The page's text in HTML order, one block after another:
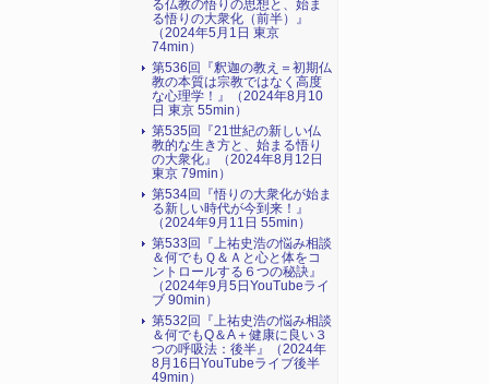
る仏教の悟りの思想と、始ま
る悟りの大衆化（前半）』
（2024年5月1日 東京
74min）
第536回『釈迦の教え＝初期仏
教の本質は宗教ではなく高度
な心理学！』（2024年8月10
日 東京 55min）
第535回『21世紀の新しい仏
教的な生き方と、始まる悟り
の大衆化』（2024年8月12日
東京 79min）
第534回『悟りの大衆化が始ま
る新しい時代が今到来！』
（2024年9月11日 55min）
第533回『上祐史浩の悩み相談
＆何でもＱ＆Ａと心と体をコ
ントロールする６つの秘訣』
（2024年9月5日YouTubeライ
ブ 90min）
第532回『上祐史浩の悩み相談
＆何でもQ＆A＋健康に良い３
つの呼吸法：後半』（2024年
8月16日YouTubeライブ後半
49min）